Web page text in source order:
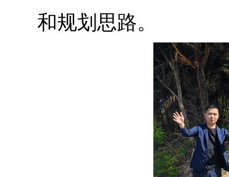
和规划思路。